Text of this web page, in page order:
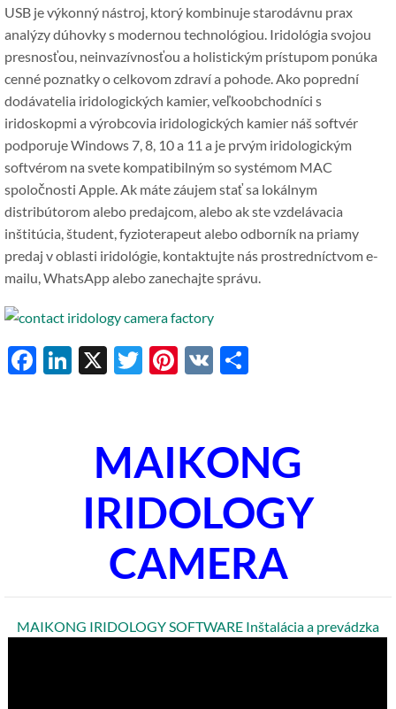
USB je výkonný nástroj, ktorý kombinuje starodávnu prax
analýzy dúhovky s modernou technológiou. Iridológia svojou
presnosťou, neinvazívnosťou a holistickým prístupom ponúka
cenné poznatky o celkovom zdraví a pohode. Ako poprední
dodávatelia iridologických kamier, veľkoobchodníci s
iridoskopmi a výrobcovia iridologických kamier náš softvér
podporuje Windows 7, 8, 10 a 11 a je prvým iridologickým
softvérom na svete kompatibilným so systémom MAC
spoločnosti Apple. Ak máte záujem stať sa lokálnym
distribútorom alebo predajcom, alebo ak ste vzdelávacia
inštitúcia, študent, fyzioterapeut alebo odborník na priamy
predaj v oblasti iridológie, kontaktujte nás prostredníctvom e-
mailu, WhatsApp alebo zanechajte správu.
Facebook
LinkedIn
X Twitter
Pinterest
VK
MAIKONG
IRIDOLOGY
CAMERA
MAIKONG IRIDOLOGY SOFTWARE Inštalácia a prevádzka